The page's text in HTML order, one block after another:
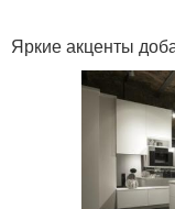
Яркие акценты